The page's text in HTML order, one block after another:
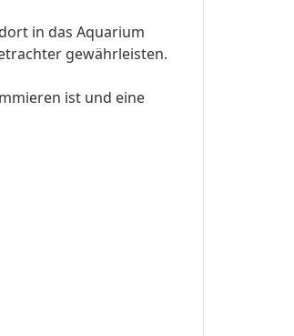
in das Aquarium
gewährleisten.
ist und eine